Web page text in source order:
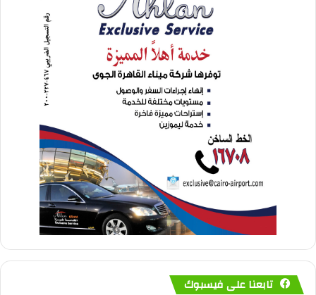
تابعنا على فيسبوك